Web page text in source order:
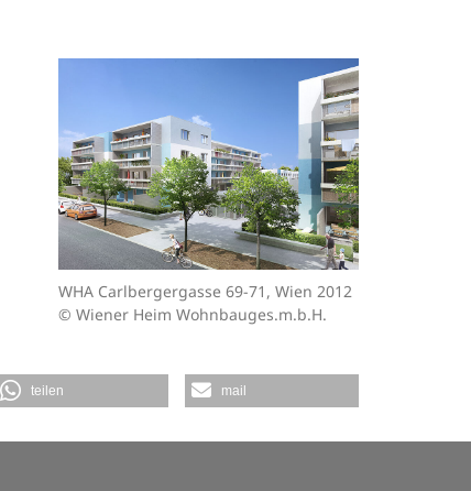
WHA Carlbergergasse 69-71, Wien 2012
© Wiener Heim Wohnbauges.m.b.H.
teilen mail